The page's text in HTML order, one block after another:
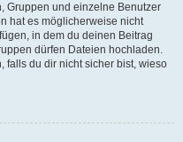
Gruppen und einzelne Benutzer
hat es möglicherweise nicht
in dem du deinen Beitrag
dürfen Dateien hochladen.
falls du dir nicht sicher bist, wieso